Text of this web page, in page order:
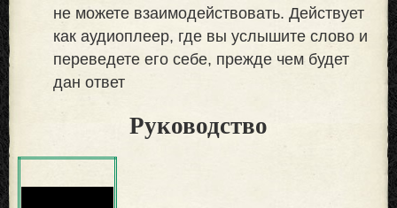
не можете взаимодействовать. Действует
как аудиоплеер, где вы услышите слово и
переведете его себе, прежде чем будет
дан ответ
Руководство